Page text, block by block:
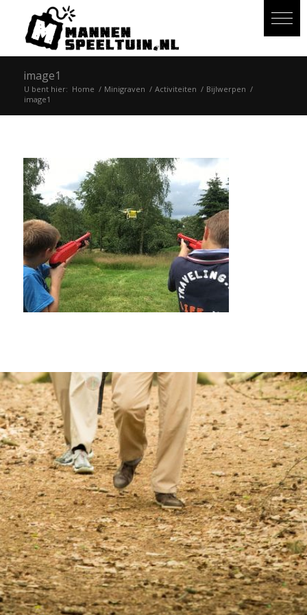
image1
U bent hier: Home / Minigraven / Activiteiten / Bijlwerpen /
image1